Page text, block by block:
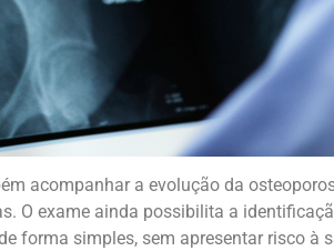
acompanhar a evolução da
O exame ainda possibilita a
forma simples, sem apresentar risco à